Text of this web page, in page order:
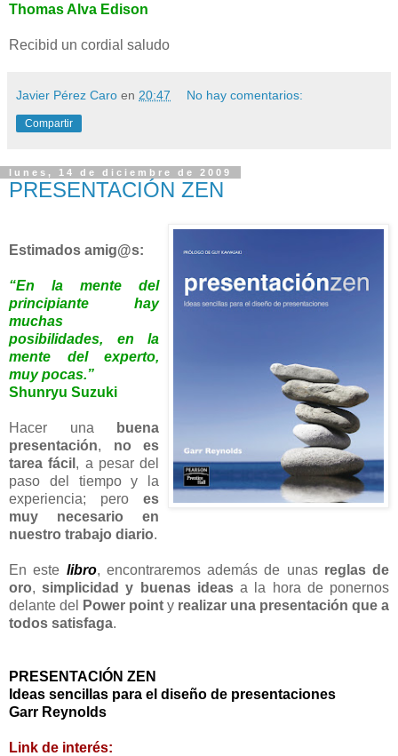
Thomas Alva Edison
Recibid un cordial saludo
Javier Pérez Caro en 20:47 No hay comentarios:
Compartir
lunes, 14 de diciembre de 2009
PRESENTACIÓN ZEN
Estimados amig@s:
“En la mente del
principiante hay
muchas
posibilidades, en la
mente del experto,
muy pocas.”
Shunryu Suzuki
Hacer una
buena
presentación, no es
tarea fácil , a pesar del
paso del tiempo y la
experiencia; pero es
muy necesario en
nuestro trabajo diario.
En este libro, encontraremos además de unas reglas de
oro,simplicidad y buenas ideasa la hora de ponernos
delante del
Power point y realizar una presentación que a
todos satisfaga.
PRESENTACIÓN ZEN
Ideas sencillas para el diseño de presentaciones
Garr Reynolds
Link de interés: